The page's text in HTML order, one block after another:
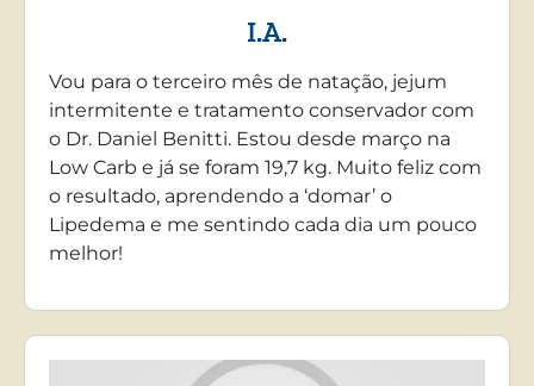
I.A.
Vou para o terceiro mês de natação, jejum
intermitente e tratamento conservador com
o Dr. Daniel Benitti. Estou desde março na
Low Carb e já se foram 19,7 kg. Muito feliz com
o resultado, aprendendo a ‘domar’ o
Lipedema e me sentindo cada dia um pouco
melhor!